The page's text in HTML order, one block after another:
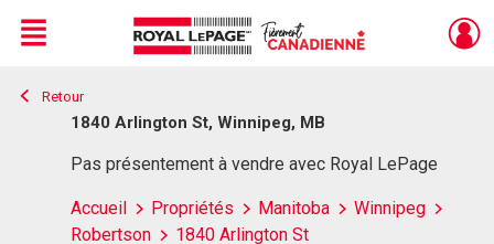
Live
En Direct
Menu
Retour
1840 Arlington St, Winnipeg, MB
Pas présentement à vendre avec Royal LePage
Accueil Propriétés Manitoba
Winnipeg
Robertson
1840 Arlington St